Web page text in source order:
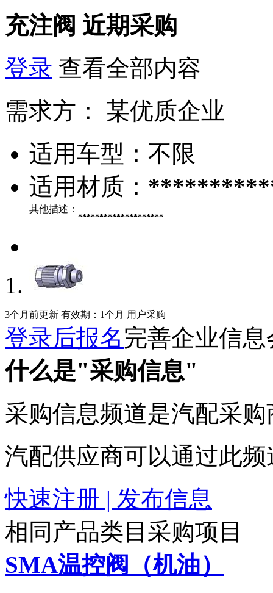
充注阀 近期采购
登录 查看全部内容
需求方：
某优质企业
适用车型： 不限
适用材质：
其他描述：
********************
3个月前更新 有效期：1个月 用户采购
登录后报名完善企业信
什么是"采购信息"
采购信息频道是汽配采
汽配供应商可以通过此
快速注册 | 发布信息
相同产品类目采购项目
SMA温控阀（机油）